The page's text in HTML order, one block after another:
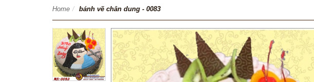
Home / bánh vẽ chân dung - 0083